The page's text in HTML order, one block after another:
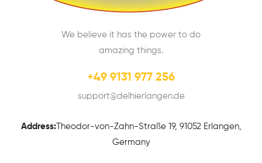
We believe it has the power to do
amazing things.
+49 9131 977 256
support@delhierlangen.de
Address:Theodor-von-Zahn-Straße 19, 91052 Erlangen,
Germany